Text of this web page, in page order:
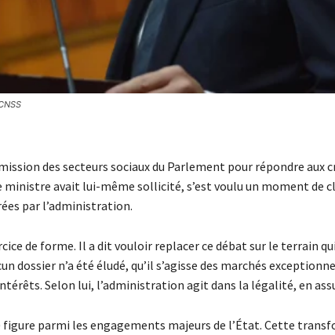
des secteurs sociaux du Parlement pour répondre aux
ministre avait lui-même sollicité, s’est voulu un moment de
par l’administration.
de forme. Il a dit vouloir replacer ce débat sur le terrain
n’a été éludé, qu’il s’agisse des marchés
Selon lui, l’administration agit dans la légalité, en
figure parmi les engagements majeurs de l’État. Cette